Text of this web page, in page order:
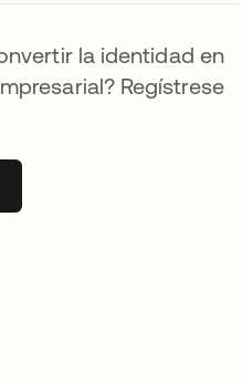
la identidad en
Regístrese
en una pestaña nueva